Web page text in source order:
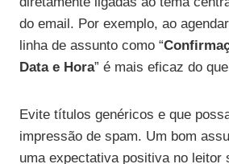
do email. Por exemplo, ao
linha de assunto como “
Data e Hora” é mais eficaz do que
Evite títulos genéricos e que
impressão de spam. Um bom
uma expectativa positiva no leitor